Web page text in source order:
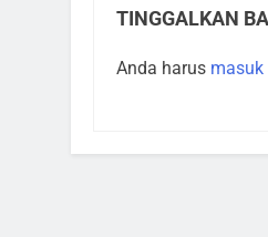
TINGGALKAN
Anda harus masuk